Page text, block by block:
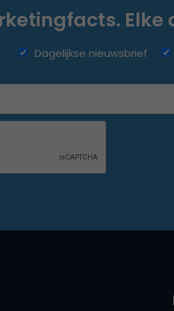
Elke
Dagelijkse nieuwsbrief